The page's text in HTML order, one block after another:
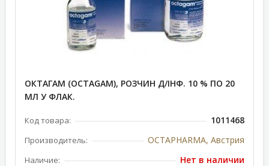
ОКТАГАМ (OCTAGAM), РОЗЧИН Д/ІНФ. 10 % ПО 20
МЛ У ФЛАК.
Код товара: 1011468
Производитель: OCTAPHARMA, Австрия
Наличие: Нет в наличии